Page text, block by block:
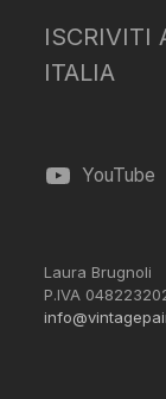
ISCRIVITI
ITALIA
YouTube
Laura Brugnoli
P.IVA